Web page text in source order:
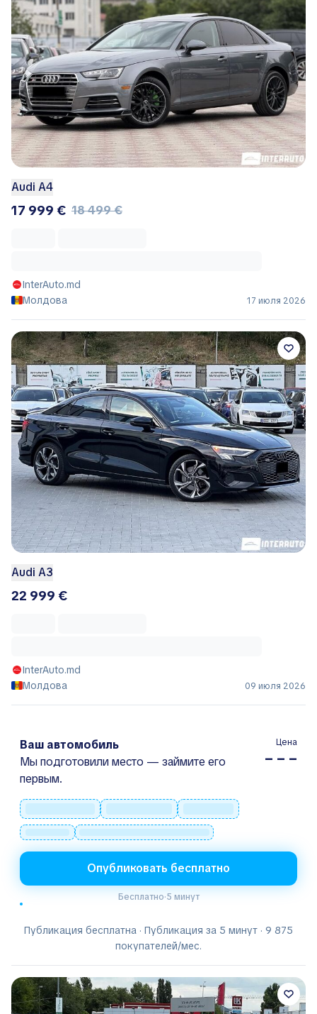
Audi A4
17 999 € 18 499 €
InterAuto.md
Молдова
17 июля 2026
Audi A3
22 999 €
InterAuto.md
Молдова
09 июля 2026
Ваш автомобиль
Мы подготовили место — займите его
первым.
Цена
– – –
Опубликовать бесплатно
Бесплатно·5 минут
Публикация бесплатна · Публикация за 5 минут · 9 875
покупателей/мес.